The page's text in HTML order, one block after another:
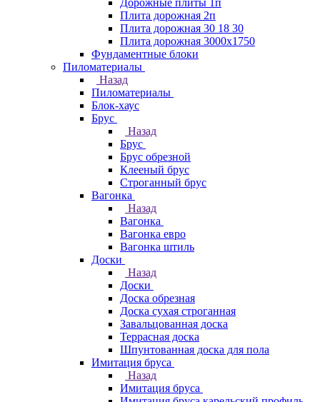
Дорожные плиты 1п
Плита дорожная 2п
Плита дорожная 30 18 30
Плита дорожная 3000х1750
Фундаментные блоки
Пиломатериалы
Назад
Пиломатериалы
Блок-хаус
Брус
Назад
Брус
Брус обрезной
Клееный брус
Строганный брус
Вагонка
Назад
Вагонка
Вагонка евро
Вагонка штиль
Доски
Назад
Доски
Доска обрезная
Доска сухая строганная
Завальцованная доска
Террасная доска
Шпунтованная доска для пола
Имитация бруса
Назад
Имитация бруса